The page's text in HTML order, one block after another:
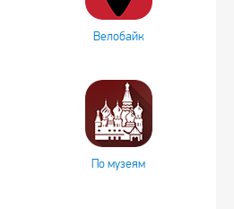
Велобайк
По музеям